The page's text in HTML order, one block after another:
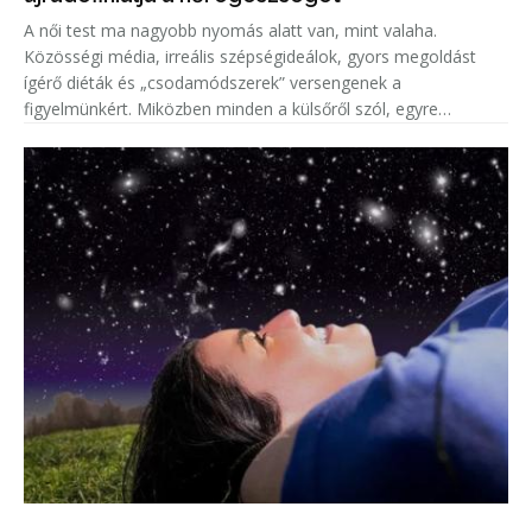
A női test ma nagyobb nyomás alatt van, mint valaha.
Közösségi média, irreális szépségideálok, gyors megoldást
ígérő diéták és „csodamódszerek” versengenek a
figyelmünkért. Miközben minden a külsőről szól, egyre
egészségről.